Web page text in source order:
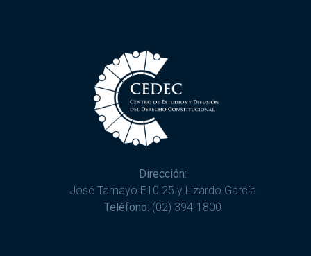
Dirección:
José Tamayo E10 25 y Lizardo García
Teléfono: (02) 394-1800